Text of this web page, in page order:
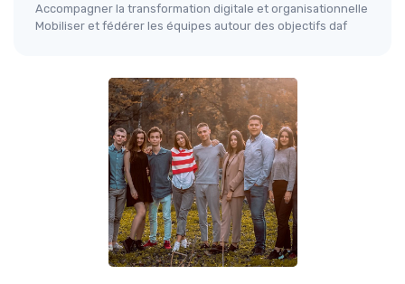
Accompagner la transformation digitale et organisationnelle
Mobiliser et fédérer les équipes autour des objectifs daf